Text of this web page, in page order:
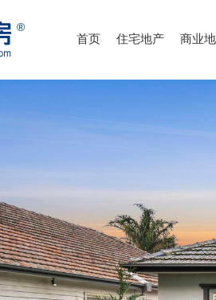
首页 住宅地产 商业